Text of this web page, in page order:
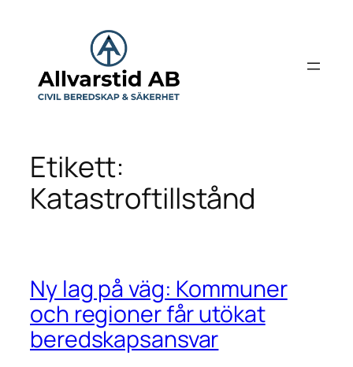
Etikett:
Katastroftillstånd
Ny lag på väg: Kommuner
och regioner får utökat
beredskapsansvar